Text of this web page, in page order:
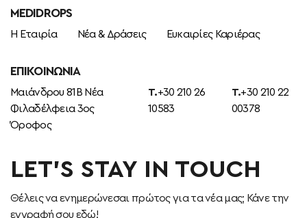
MEDIDROPS
Η Εταιρία Νέα & Δράσεις Ευκαιρίες Καριέρας
ΕΠΙΚΟΙΝΩΝΊΑ
Μαιάνδρου 81Β Νέα
Φιλαδέλφεια 3ος
Όροφος
T.+30 210 26
10583
T.+30 210 22
00378
LET’S STAY IN TOUCH
Θέλεις να ενημερώνεσαι πρώτος για τα νέα μας; Κάνε την
εγγραφή σου εδώ!